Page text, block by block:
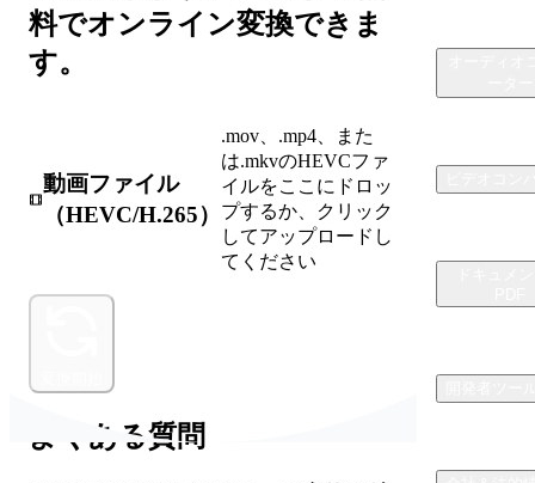
料でオンライン変換できま
す。
動画ファイル
（HEVC/H.265）
.mov、.mp4、また
は.mkvのHEVCファ
イルをここにドロッ
プするか、クリック
してアップロードし
てください
よくある質問